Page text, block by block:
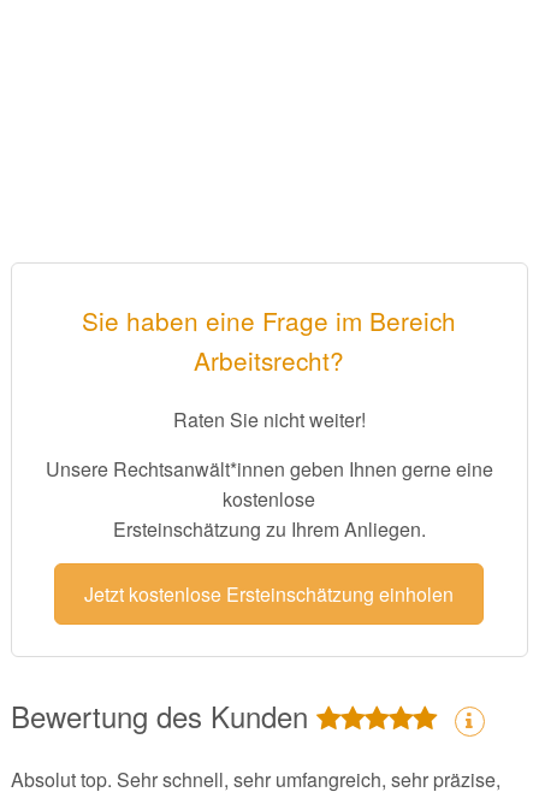
Sie haben eine Frage im Bereich
Arbeitsrecht?
Raten Sie nicht weiter!
Unsere Rechtsanwält*innen geben Ihnen gerne eine
kostenlose
Ersteinschätzung zu Ihrem Anliegen.
Jetzt kostenlose Ersteinschätzung einholen
Bewertung des Kunden
Absolut top. Sehr schnell, sehr umfangreich, sehr präzise,